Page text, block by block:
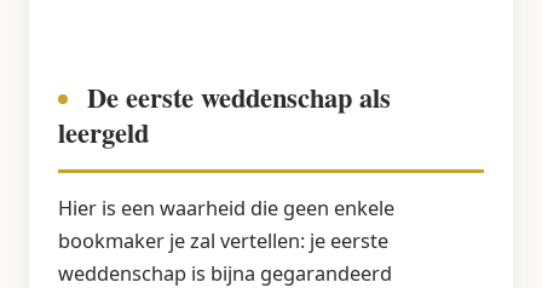
De eerste weddenschap als
leergeld
Hier is een waarheid die geen enkele
bookmaker je zal vertellen: je eerste
weddenschap is bijna gegarandeerd